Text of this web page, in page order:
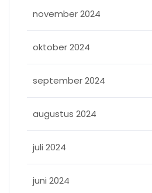
november 2024
oktober 2024
september 2024
augustus 2024
juli 2024
juni 2024